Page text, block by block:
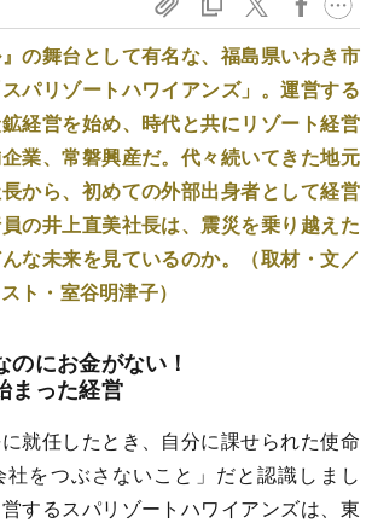
の舞台として有名な、福島県いわき市
パリゾートハワイアンズ」。運営する
経営を始め、時代と共にリゾート経営
業、常磐興産だ。代々続いてきた地元
から、初めての外部出身者として経営
の井上直美社長は、震災を乗り越えた
な未来を見ているのか。（取材・文／
ト・室谷明津子）
のにお金がない！
まった経営
就任したとき、自分に課せられた使命
社をつぶさないこと」だと認識しまし
するスパリゾートハワイアンズは、東